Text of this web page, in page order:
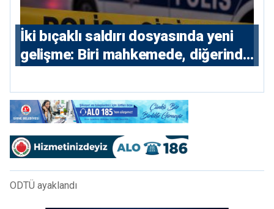
İki bıçaklı saldırı dosyasında yeni
gelişme: Biri mahkemede, diğerinde
ODTÜ ayaklandı